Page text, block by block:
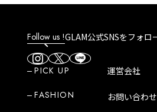
Follow us !GLAM公式SNSをフォロ
PICK UP
FASHION
運営会社
お問い合わせ